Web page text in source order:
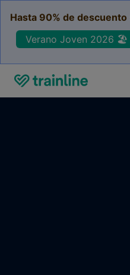
Hasta 90% de descuento
Verano Joven 2026 🏖️